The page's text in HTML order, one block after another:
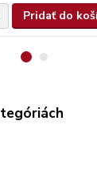
Pridať do